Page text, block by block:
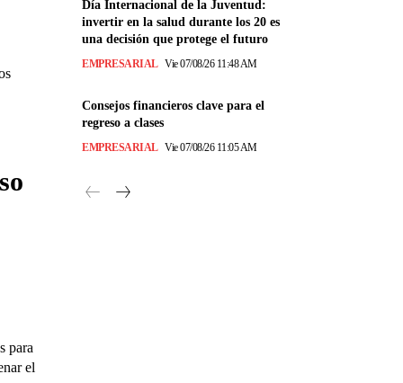
para
el
Día Internacional de la Juventud:
invertir en la salud durante los 20 es
una decisión que protege el futuro
EMPRESARIAL Vie 07/08/26 11:48 AM
Consejos financieros clave para el
regreso a clases
EMPRESARIAL Vie 07/08/26 11:05 AM